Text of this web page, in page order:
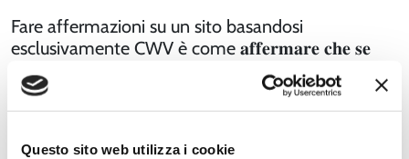
Questo sito web utilizza i cookie
Fare affermazioni su un sito basandosi
esclusivamente CWV è come 𝐚𝐟𝐟𝐞𝐫𝐦𝐚𝐫𝐞 𝐜𝐡𝐞 𝐬𝐞
𝐪𝐮𝐚𝐥𝐜𝐮𝐧𝐨 𝐦𝐚𝐧𝐠𝐢𝐚 𝐝𝐮𝐞 𝐩𝐨𝐥𝐥𝐢, 𝐞 𝐪𝐮𝐚𝐥𝐜𝐮𝐧 𝐚𝐥𝐭𝐫𝐨 𝐧𝐨, 𝐢𝐧
𝐦𝐞𝐝𝐢𝐚 𝐡𝐚𝐧𝐧𝐨 𝐦𝐚𝐧𝐠𝐢𝐚𝐭𝐨 𝐮𝐧 𝐩𝐨𝐥𝐥𝐨 𝐚 𝐭𝐞𝐬𝐭𝐚, 𝐚𝐧𝐜𝐡𝐞 𝐬𝐞
𝐝𝐢 𝐟𝐚𝐭𝐭𝐨 𝐬𝐚𝐩𝐩𝐢𝐚𝐦𝐨 𝐜𝐡𝐞 𝐮𝐧𝐨 𝐧𝐨𝐧 𝐥’𝐡𝐚 𝐦𝐚𝐧𝐠𝐢𝐚𝐭𝐨